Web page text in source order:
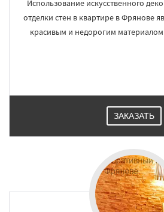
Использование искусственного
отделки стен в квартире в Фрянове
красивым и недорогим
ЗАКАЗАТЬ